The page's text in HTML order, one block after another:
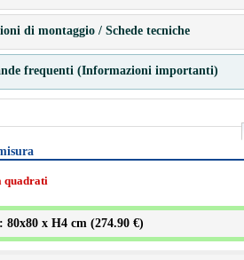
di montaggio / Schede tecniche
frequenti (Informazioni importanti)
quadrati
80x80 x H4 cm (274.90 €)